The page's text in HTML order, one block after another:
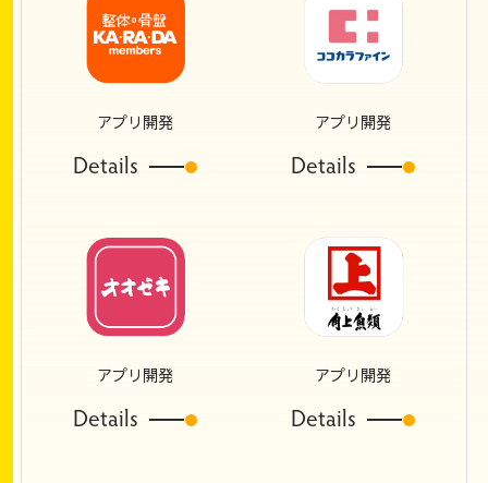
アプリ開発
Details
アプリ開発
Details
アプリ開発
Details
アプリ開発
Details